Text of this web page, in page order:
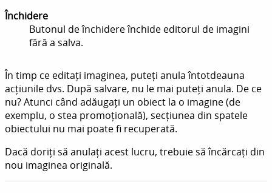
Închidere
Butonul de închidere închide editorul de imagini
fără a salva.
În timp ce editați imaginea, puteți anula întotdeauna
acțiunile dvs. După salvare, nu le mai puteți anula. De ce
nu? Atunci când adăugați un obiect la o imagine (de
exemplu, o stea promoțională), secțiunea din spatele
obiectului nu mai poate fi recuperată.
Dacă doriți să anulați acest lucru, trebuie să încărcați din
nou imaginea originală.